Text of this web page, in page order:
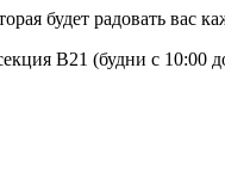
будет радовать вас
В21 (будни с 10:00